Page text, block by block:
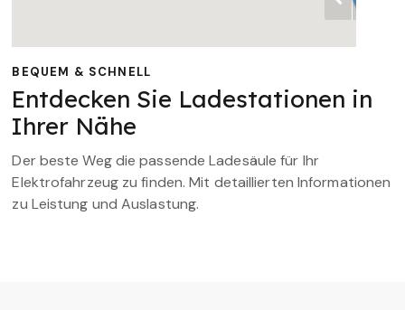
BEQUEM & SCHNELL
Entdecken Sie Ladestationen in
Ihrer Nähe
Der beste Weg die passende Ladesäule für Ihr
Elektrofahrzeug zu finden. Mit detaillierten Informationen
zu Leistung und Auslastung.